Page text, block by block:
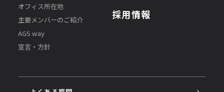
オフィス所在地
主要メンバーのご紹介
AGS way
宣言・方針
採用情報